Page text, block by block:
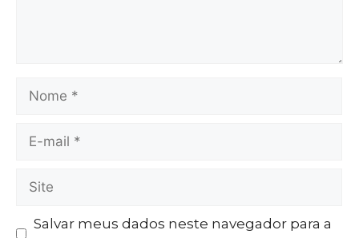
Salvar meus dados neste navegador para a